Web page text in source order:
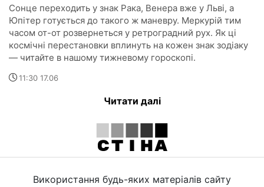
Сонце переходить у знак Рака, Венера вже у Льві, а
Юпітер готується до такого ж маневру. Меркурій тим
часом от-от розвернеться у ретроградний рух. Як ці
космічні перестановки вплинуть на кожен знак зодіаку
— читайте в нашому тижневому гороскопі.
11:30 17.06
Читати далі
Використання будь-яких матеріалів сайту